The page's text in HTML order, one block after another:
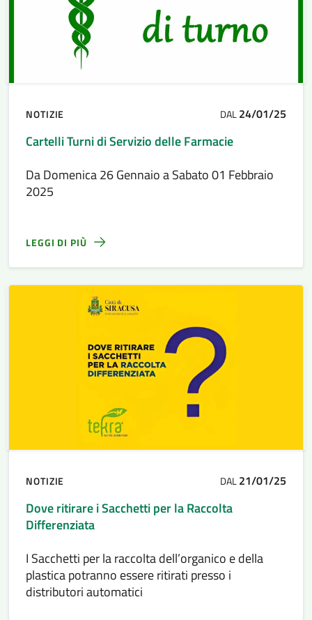
NOTIZIE DAL24/01/25
Cartelli Turni di Servizio delle Farmacie
Da Domenica 26 Gennaio a Sabato 01 Febbraio
2025
LEGGI DI PIÙ
NOTIZIE DAL21/01/25
Dove ritirare i Sacchetti per la Raccolta
Differenziata
I Sacchetti per la raccolta dell’organico e della
plastica potranno essere ritirati presso i
distributori automatici